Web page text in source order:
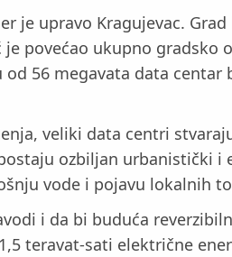
je upravo Kragujevac.
je povećao ukupno
56 megavata data
veliki data centri
ozbiljan urbanistički i
vode i pojavu lokalnih
i da bi buduća
teravat-sati električne